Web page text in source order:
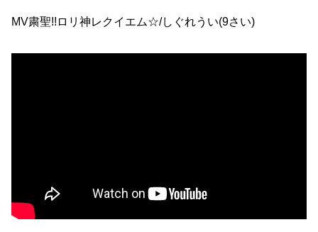
MV粛聖!!ロリ神レクイエム☆/しぐれうい(9さい)